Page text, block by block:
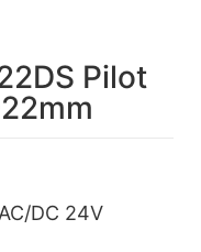
Pilot
DC 24V